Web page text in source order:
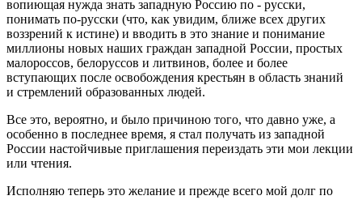
вопиющая нужда знать западную Россию по - русски,
понимать по-русски (что, как увидим, ближе всех других
воззрений к истине) и вводить в это знание и понимание
миллионы новых наших граждан западной России, простых
малороссов, белоруссов и литвинов, более и более
вступающих после освобождения крестьян в область знаний
и стремлений образованных людей.
Все это, вероятно, и было причиною того, что давно уже, а
особенно в последнее время, я стал получать из западной
России настойчивые приглашения переиздать эти мои лекции
или чтения.
Исполняю теперь это желание и прежде всего мой долг по